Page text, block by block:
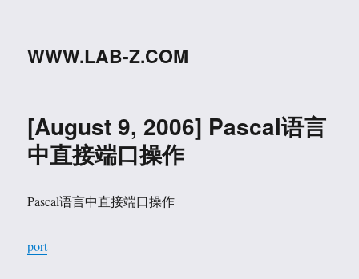
WWW.LAB-Z.COM
[August 9, 2006] Pascal语言
中直接端口操作
Pascal语言中直接端口操作
port